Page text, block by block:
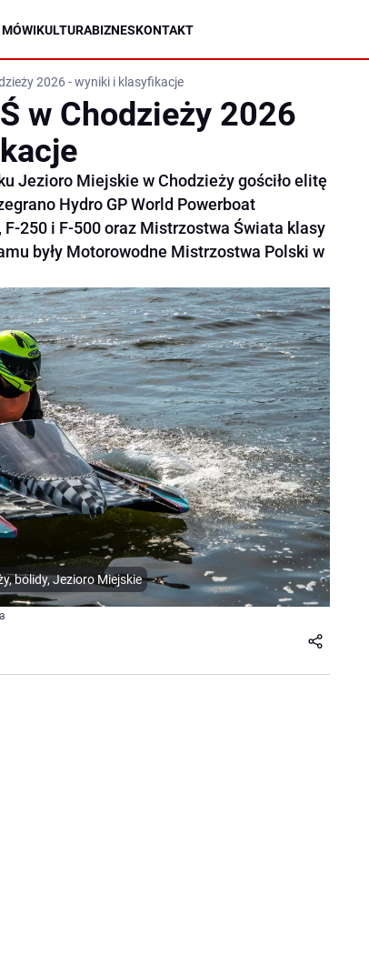
KULTURABIZNESKONTAKT
2026 - wyniki i klasyfikacje
w Chodzieży 2026
Jezioro Miejskie w Chodzieży gościło elitę
Hydro GP World Powerboat
250 i F-500 oraz Mistrzostwa Świata klasy
były Motorowodne Mistrzostwa Polski w
bolidy, Jezioro Miejskie